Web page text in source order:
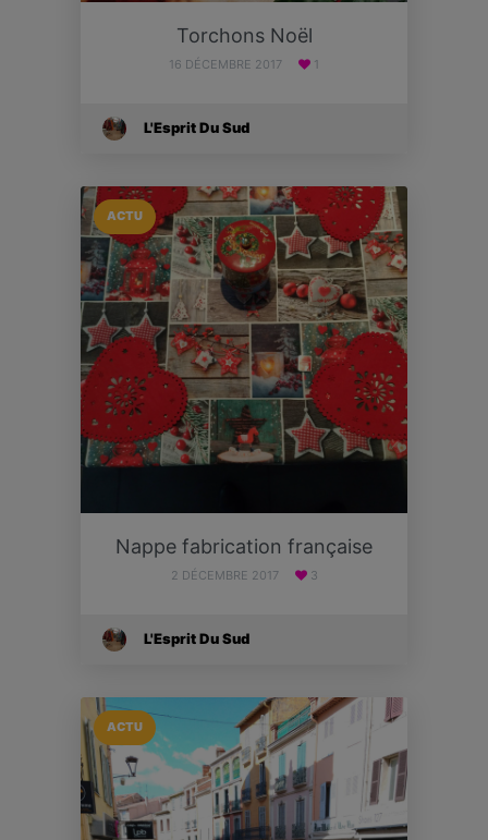
Torchons Noël
16 DÉCEMBRE 2017 1
L'Esprit Du Sud
ACTU
Nappe fabrication française
2 DÉCEMBRE 2017 3
L'Esprit Du Sud
ACTU